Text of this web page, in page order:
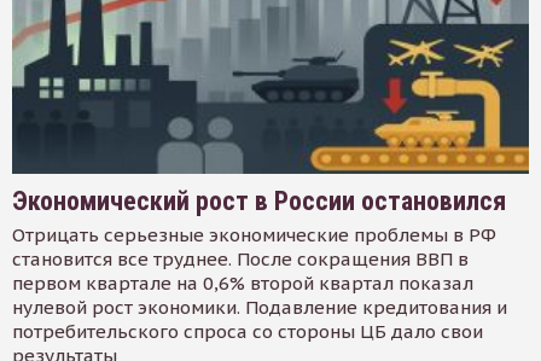
Экономический рост в России остановился
Отрицать серьезные экономические проблемы в РФ
становится все труднее. После сокращения ВВП в
первом квартале на 0,6% второй квартал показал
нулевой рост экономики. Подавление кредитования и
потребительского спроса со стороны ЦБ дало свои
результаты